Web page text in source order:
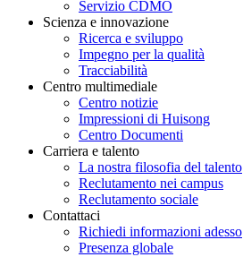
Servizio CDMO
Scienza e innovazione
Ricerca e sviluppo
Impegno per la qualità
Tracciabilità
Centro multimediale
Centro notizie
Impressioni di Huisong
Centro Documenti
Carriera e talento
La nostra filosofia del talento
Reclutamento nei campus
Reclutamento sociale
Contattaci
Richiedi informazioni adesso
Presenza globale